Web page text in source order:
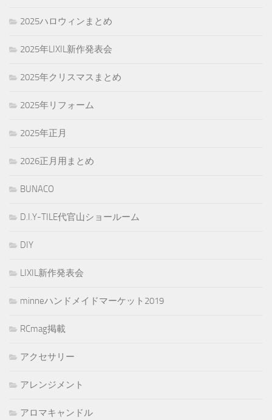
2025ハロウィンまとめ
2025年LIXIL新作発表会
2025年クリスマスまとめ
2025年リフォーム
2025年正月
2026正月用まとめ
BUNACO
D.I.Y-TILE代官山ショールーム
DIY
LIXIL新作発表会
minneハンドメイドマーケット2019
RCmag掲載
アクセサリー
アレンジメント
アロマキャンドル